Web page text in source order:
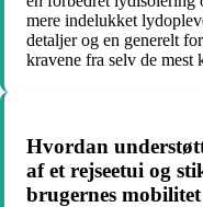
mere indelukket
detaljer og en generelt
kravene fra selv de mest
Hvordan
af et rejseetui og
brugernes